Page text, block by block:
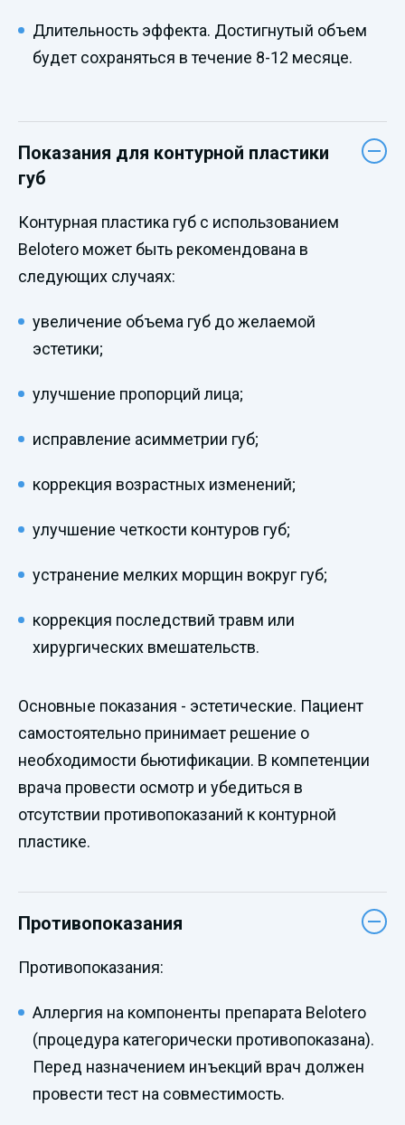
Длительность эффекта. Достигнутый объем
будет сохраняться в течение 8-12 месяце.
Показания для контурной пластики
губ
Контурная пластика губ с использованием
Belotero может быть рекомендована в
следующих случаях:
увеличение объема губ до желаемой
эстетики;
улучшение пропорций лица;
исправление асимметрии губ;
коррекция возрастных изменений;
улучшение четкости контуров губ;
устранение мелких морщин вокруг губ;
коррекция последствий травм или
хирургических вмешательств.
Основные показания - эстетические. Пациент
самостоятельно принимает решение о
необходимости бьютификации. В компетенции
врача провести осмотр и убедиться в
отсутствии противопоказаний к контурной
пластике.
Противопоказания
Противопоказания:
Аллергия на компоненты препарата Belotero
(процедура категорически противопоказана).
Перед назначением инъекций врач должен
провести тест на совместимость.